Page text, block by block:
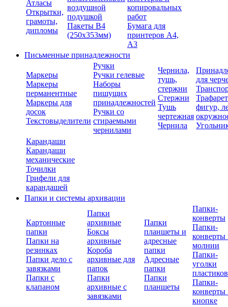
Атласы
Открытки,
грамоты,
дипломы
воздушной
подушкой
Пакеты В4
(250х353мм)
копировальных
работ
Бумага для
принтеров А4,
А3
Письменные принадлежности
Маркеры
Маркеры
перманентные
Маркеры для
досок
Текстовыделители
Ручки
Ручки гелевые
Наборы
пишущих
принадлежностей
Ручки со
стираемыми
чернилами
Чернила,
тушь,
стержни
Стержни
Тушь
чертежная
Чернила
для
фигур,
Карандаши
Карандаши
механические
Точилки
Грифели для
карандашей
Папки и системы архивации
Картонные
папки
Папки на
резинках
Папки дело с
завязками
Папки с
клапаном
Папки
архивные
Боксы
архивные
Короба
архивные для
папок
Папки
архивные с
завязками
Папки
планшеты и
адресные
папки
Адресные
папки
Папки
планшеты
Папки-
конверты
Папки-
конверты
молнии
Папки-
уголки
Папки-
конверты
кнопке